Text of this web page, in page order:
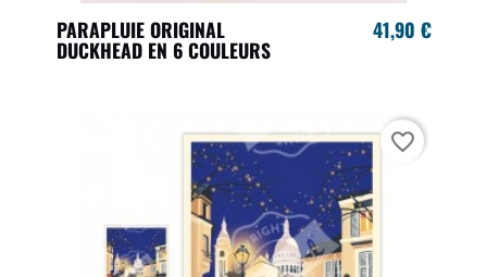
PARAPLUIE ORIGINAL
DUCKHEAD EN 6 COULEURS
41,90 €
favorite_border